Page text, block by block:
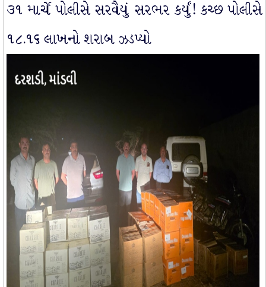
૩૧ માર્ચે પોલીસે સરવૈયું સરભર કર્યું! કચ્છ પોલીસે
૧૮.૧૬ લાખનો શરાબ ઝડપ્યો